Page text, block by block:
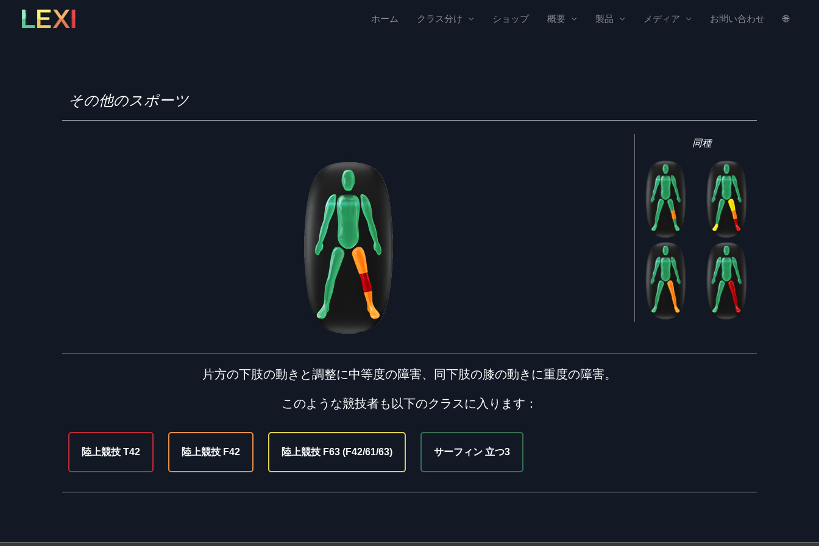
ホーム クラス分け ショップ 概要 製品 メディア お問い合わせ 🌐
その他のスポーツ
同種
片方の下肢の動きと調整に中等度の障害、同下肢の膝の動きに重度の障害。
このような競技者も以下のクラスに入ります：
陸上競技 T42 陸上競技 F42 陸上競技 F63 (F42/61/63) サーフィン 立つ3